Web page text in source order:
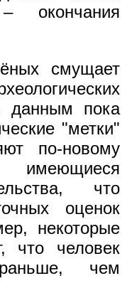
окончания
смущает
данным пока
"метки"
по-новому
что
оценок
некоторые
что человек
чем